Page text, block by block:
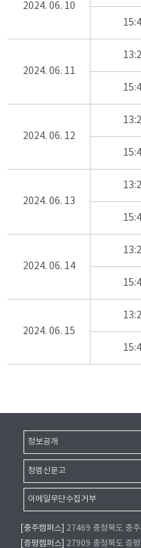
2024. 06. 10
2024. 06. 11
2024. 06. 12
2024. 06. 13
2024. 06. 14
2024. 06. 15
정보공개
청렴신문고
이메일무단수집거부
[충주캠퍼스]
27469 충청북도 충
[증평캠퍼스]
27909 충청북도 증